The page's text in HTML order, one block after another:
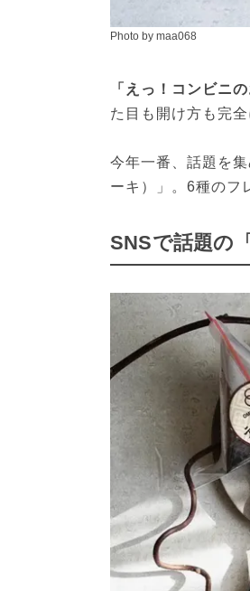
Photo by maa068
「えっ！コンビニ
た目も開け方も完
今年一番、話題を
ーキ）」。6種のフ
SNSで話題の